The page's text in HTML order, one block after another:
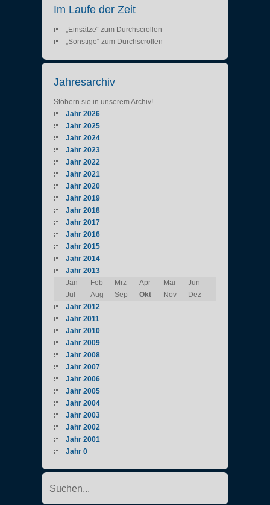
Im Laufe der Zeit
„Einsätze“ zum Durchscrollen
„Sonstige“ zum Durchscrollen
Jahresarchiv
Stöbern sie in unserem Archiv!
Jahr 2026
Jahr 2025
Jahr 2024
Jahr 2023
Jahr 2022
Jahr 2021
Jahr 2020
Jahr 2019
Jahr 2018
Jahr 2017
Jahr 2016
Jahr 2015
Jahr 2014
Jahr 2013
Jan
Feb Mrz Apr Mai
Jun
Jul
Aug Sep Okt Nov
Dez
Jahr 2012
Jahr 2011
Jahr 2010
Jahr 2009
Jahr 2008
Jahr 2007
Jahr 2006
Jahr 2005
Jahr 2004
Jahr 2003
Jahr 2002
Jahr 2001
Jahr 0